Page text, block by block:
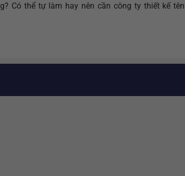
Có thể tự làm hay nên cần công ty thiết kế